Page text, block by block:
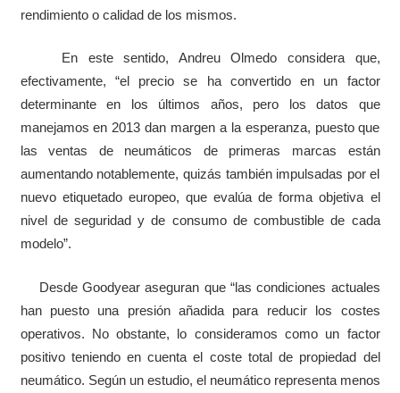
rendimiento o calidad de los mismos.
En este sentido, Andreu Olmedo considera que,
efectivamente, “el precio se ha convertido en un factor
determinante en los últimos años, pero los datos que
manejamos en 2013 dan margen a la esperanza, puesto que
las ventas de neumáticos de primeras marcas están
aumentando notablemente, quizás también impulsadas por el
nuevo etiquetado europeo, que evalúa de forma objetiva el
nivel de seguridad y de consumo de combustible de cada
modelo”.
Desde Goodyear aseguran que “las condiciones actuales
han puesto una presión añadida para reducir los costes
operativos. No obstante, lo consideramos como un factor
positivo teniendo en cuenta el coste total de propiedad del
neumático. Según un estudio, el neumático representa menos